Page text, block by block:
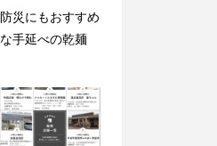
防災にもおすすめ
な手延べの乾麺
防災にもおすすめ
な手延べの乾麺